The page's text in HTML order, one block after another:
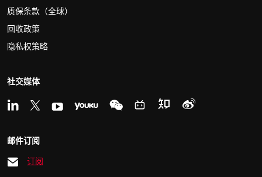
质保条款（全球）
回收政策
隐私权策略
社交媒体
邮件订阅
订阅